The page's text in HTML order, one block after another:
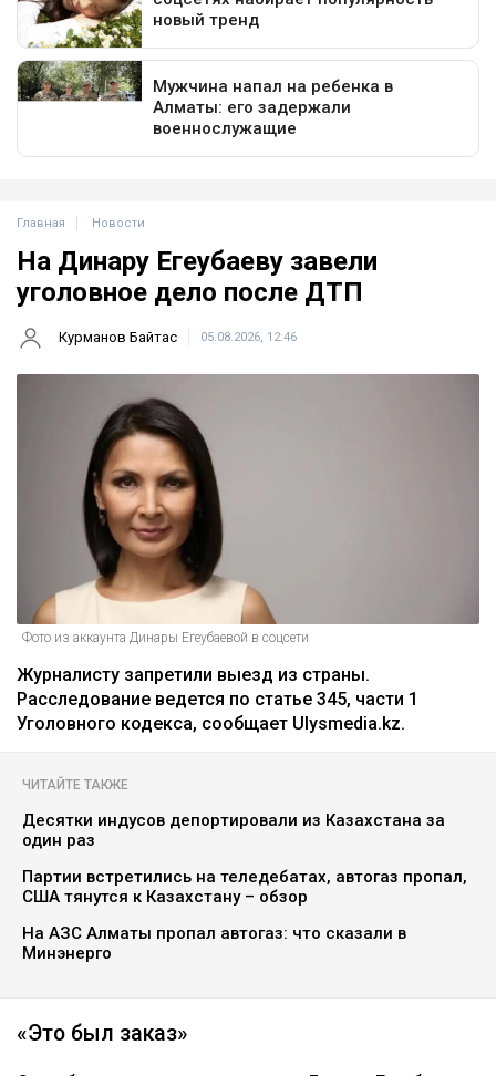
Главная Новости
На Динару Егеубаеву завели
уголовное дело после ДТП
Курманов Байтас 05.08.2026, 12:46
Фото из аккаунта Динары Егеубаевой в соцсети
Журналисту запретили выезд из страны.
Расследование ведется по статье 345, части 1
Уголовного кодекса, сообщает Ulysmedia.kz.
ЧИТАЙТЕ ТАКЖЕ
Десятки индусов депортировали из Казахстана за
один раз
Партии встретились на теледебатах, автогаз пропал,
США тянутся к Казахстану – обзор
На АЗС Алматы пропал автогаз: что сказали в
Минэнерго
«Это был заказ»